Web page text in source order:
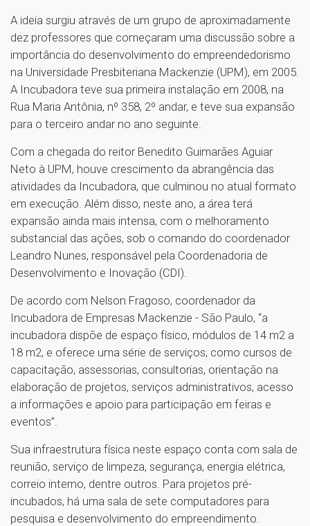
A ideia surgiu através de um grupo de aproximadamente
dez professores que começaram uma discussão sobre a
importância do desenvolvimento do empreendedorismo
na Universidade Presbiteriana Mackenzie (UPM), em 2005.
A Incubadora teve sua primeira instalação em 2008, na
Rua Maria Antônia, nº 358, 2º andar, e teve sua expansão
para o terceiro andar no ano seguinte.
Com a chegada do reitor Benedito Guimarães Aguiar
Neto à UPM, houve crescimento da abrangência das
atividades da Incubadora, que culminou no atual formato
em execução. Além disso, neste ano, a área terá
expansão ainda mais intensa, com o melhoramento
substancial das ações, sob o comando do coordenador
Leandro Nunes, responsável pela Coordenadoria de
Desenvolvimento e Inovação (CDI).
De acordo com Nelson Fragoso, coordenador da
Incubadora de Empresas Mackenzie - São Paulo, “a
incubadora dispõe de espaço físico, módulos de 14 m2 a
18 m2, e oferece uma série de serviços, como cursos de
capacitação, assessorias, consultorias, orientação na
elaboração de projetos, serviços administrativos, acesso
a informações e apoio para participação em feiras e
eventos”.
Sua infraestrutura física neste espaço conta com sala de
reunião, serviço de limpeza, segurança, energia elétrica,
correio interno, dentre outros. Para projetos pré-
incubados, há uma sala de sete computadores para
pesquisa e desenvolvimento do empreendimento.